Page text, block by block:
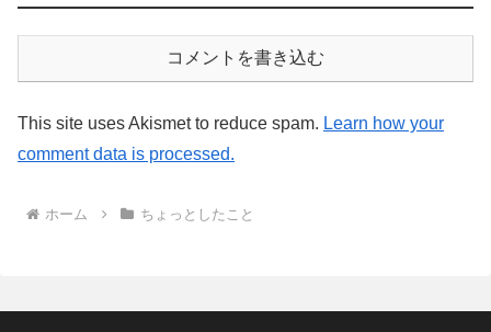
コメントを書き込む
This site uses Akismet to reduce spam. Learn how your
comment data is processed.
ホーム ちょっとしたこと